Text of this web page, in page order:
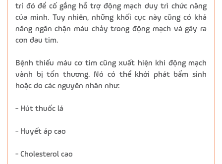
trí đó để cố gắng hỗ trợ động mạch duy trì chức năng
của mình. Tuy nhiên, những khối cục này cũng có khả
năng ngăn chặn máu chảy trong động mạch và gây ra
cơn đau tim.
Bệnh thiếu máu cơ tim cũng xuất hiện khi động mạch
vành bị tổn thương. Nó có thể khởi phát bẩm sinh
hoặc do các nguyên nhân như:
- Hút thuốc lá
- Huyết áp cao
- Cholesterol cao